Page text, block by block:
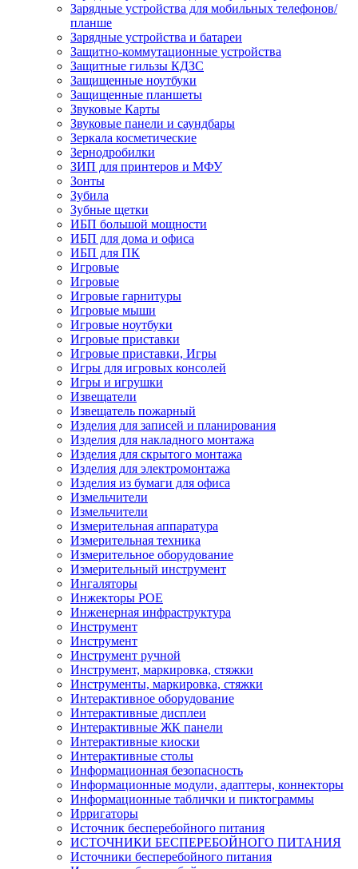
Зарядные устройства для мобильных телефонов/
планше
Зарядные устройства и батареи
Защитно-коммутационные устройства
Защитные гильзы КДЗС
Защищенные ноутбуки
Защищенные планшеты
Звуковые Карты
Звуковые панели и саундбары
Зеркала косметические
Зернодробилки
ЗИП для принтеров и МФУ
Зонты
Зубила
Зубные щетки
ИБП большой мощности
ИБП для дома и офиса
ИБП для ПК
Игровые
Игровые
Игровые гарнитуры
Игровые мыши
Игровые ноутбуки
Игровые приставки
Игровые приставки, Игры
Игры для игровых консолей
Игры и игрушки
Извещатели
Извещатель пожарный
Изделия для записей и планирования
Изделия для накладного монтажа
Изделия для скрытого монтажа
Изделия для электромонтажа
Изделия из бумаги для офиса
Измельчители
Измельчители
Измерительная аппаратура
Измерительная техника
Измерительное оборудование
Измерительный инструмент
Ингаляторы
Инжекторы POE
Инженерная инфраструктура
Инструмент
Инструмент
Инструмент ручной
Инструмент, маркировка, стяжки
Инструменты, маркировка, стяжки
Интерактивное оборудование
Интерактивные дисплеи
Интерактивные ЖК панели
Интерактивные киоски
Интерактивные столы
Информационная безопасность
Информационные модули, адаптеры, коннекторы
Информационные таблички и пиктограммы
Ирригаторы
Источник бесперебойного питания
ИСТОЧНИКИ БЕСПЕРЕБОЙНОГО ПИТАНИЯ
Источники бесперебойного питания